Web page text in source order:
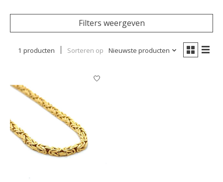
Filters weergeven
1 producten Sorteren op Nieuwste producten